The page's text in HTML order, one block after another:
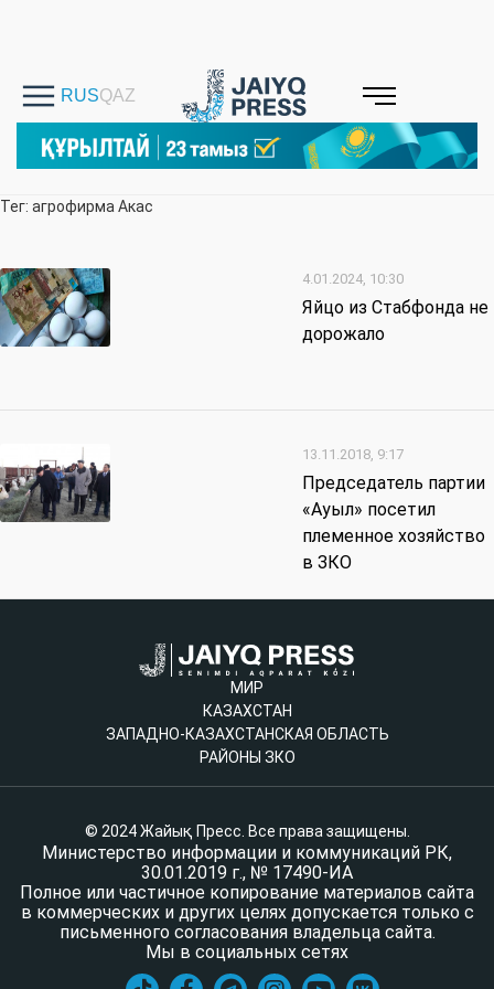
Тег: агрофирма Акас
4.01.2024, 10:30
Яйцо из Стабфонда не
дорожало
13.11.2018, 9:17
Председатель партии
«Ауыл» посетил
племенное хозяйство
в ЗКО
МИР
КАЗАХСТАН
ЗАПАДНО-КАЗАХСТАНСКАЯ ОБЛАСТЬ
РАЙОНЫ ЗКО
© 2024 Жайық Пресс. Все права защищены.
Министерство информации и коммуникаций РК,
30.01.2019 г., № 17490-ИА
Полное или частичное копирование материалов сайта
в коммерческих и других целях допускается только с
письменного согласования владельца сайта.
Мы в социальных сетях